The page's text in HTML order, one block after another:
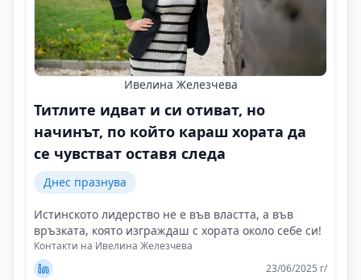
Ивелина Железчева
Титлите идват и си отиват, но
начинът, по който караш хората да
се чувстват оставя следа
Днес празнува
Истинското лидерство не е във властта, а във
връзката, която изграждаш с хората около себе си!
Контакти на Ивелина Железчева
23/06/2025 г/